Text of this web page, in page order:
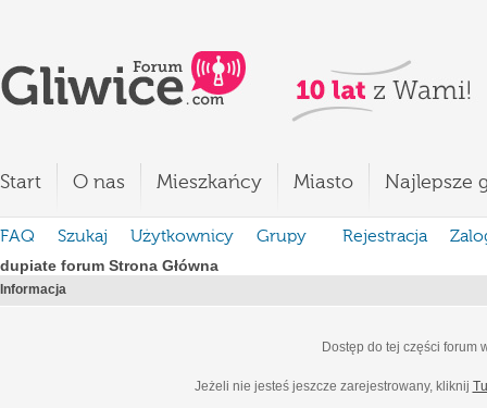
Start O nas Mieszkańcy Miasto Najlepsze
FAQ Szukaj Użytkownicy Grupy Rejestracja
dupiate forum Strona Główna
Informacja
Dostęp do tej części forum
Jeżeli nie jesteś jeszcze zarejestrowany, kliknij